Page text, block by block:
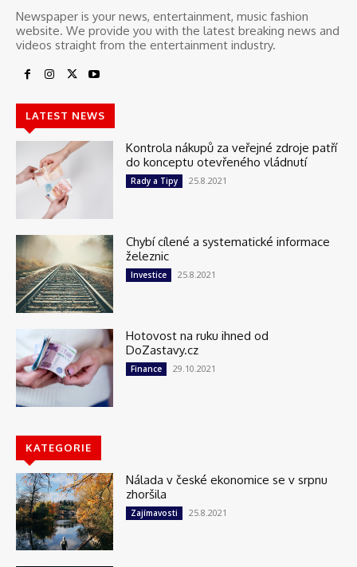
Newspaper is your news, entertainment, music fashion
website. We provide you with the latest breaking news and
videos straight from the entertainment industry.
LATEST NEWS
Kontrola nákupů za veřejné zdroje patří
do konceptu otevřeného vládnutí
Rady a Tipy 25.8.2021
Chybí cílené a systematické informace
železnic
Investice 25.8.2021
Hotovost na ruku ihned od
DoZastavy.cz
Finance 29.10.2021
KATEGORIE
Nálada v české ekonomice se v srpnu
zhoršila
Zajímavosti 25.8.2021